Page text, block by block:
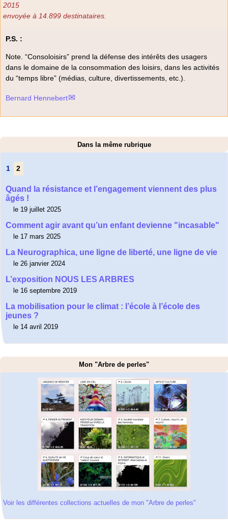
2015
envoyée à 14.899 destinataires.
P.S. :
Note. “Consoloisirs” prend la défense des intérêts des usagers
dans le domaine de la consommation des loisirs, dans les activités
du “temps libre” (médias, culture, divertissements, etc.).
Bernard Hennebert
Dans la même rubrique
1 2
Quand la résistance et l’engagement viennent des plus
âgés !
le 19 juillet 2025
Comment agir avant qu’un enfant devienne "incasable"
le 17 mars 2025
La Neurographica, une ligne de liberté, une ligne de vie
le 26 janvier 2024
L’exposition NOUS LES ARBRES
le 16 septembre 2019
La mobilisation pour le climat : l’école à l’école des
jeunes ?
le 14 avril 2019
Mon "Arbre de perles"
Voir les différentes collections actuelles de mon "Arbre de perles"